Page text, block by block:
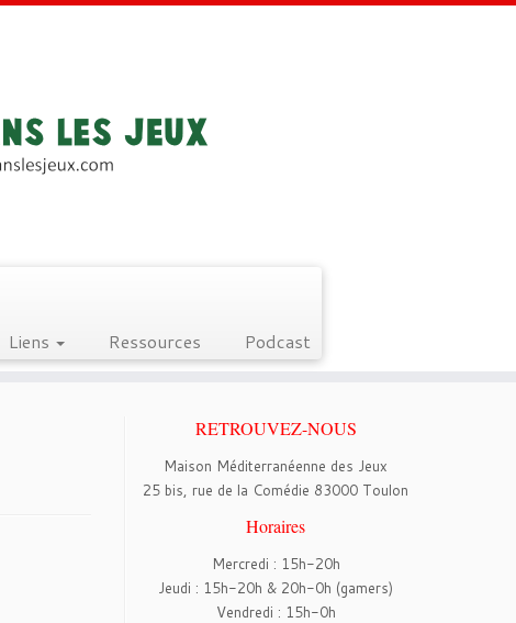
Liens Ressources Podcast
RETROUVEZ-NOUS
Maison Méditerranéenne des Jeux
25 bis, rue de la Comédie 83000 Toulon
Horaires
Mercredi : 15h-20h
Jeudi : 15h-20h & 20h-0h (gamers)
Vendredi : 15h-0h